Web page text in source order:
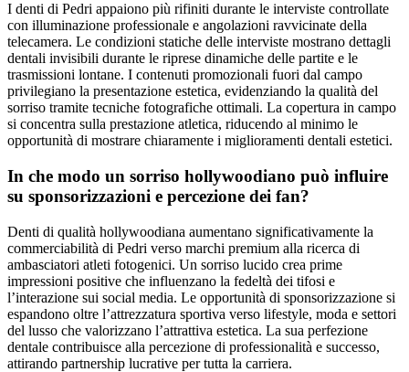
I denti di Pedri appaiono più rifiniti durante le interviste controllate
con illuminazione professionale e angolazioni ravvicinate della
telecamera. Le condizioni statiche delle interviste mostrano dettagli
dentali invisibili durante le riprese dinamiche delle partite e le
trasmissioni lontane. I contenuti promozionali fuori dal campo
privilegiano la presentazione estetica, evidenziando la qualità del
sorriso tramite tecniche fotografiche ottimali. La copertura in campo
si concentra sulla prestazione atletica, riducendo al minimo le
opportunità di mostrare chiaramente i miglioramenti dentali estetici.
In che modo un sorriso hollywoodiano può influire
su sponsorizzazioni e percezione dei fan?
Denti di qualità hollywoodiana aumentano significativamente la
commerciabilità di Pedri verso marchi premium alla ricerca di
ambasciatori atleti fotogenici. Un sorriso lucido crea prime
impressioni positive che influenzano la fedeltà dei tifosi e
l’interazione sui social media. Le opportunità di sponsorizzazione si
espandono oltre l’attrezzatura sportiva verso lifestyle, moda e settori
del lusso che valorizzano l’attrattiva estetica. La sua perfezione
dentale contribuisce alla percezione di professionalità e successo,
attirando partnership lucrative per tutta la carriera.